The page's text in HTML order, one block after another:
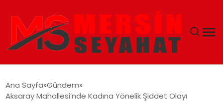
EKONOMI
Ana Sayfa Gündem
Aksaray Mahallesi’nde Kadına Yönelik Şiddet Olayı